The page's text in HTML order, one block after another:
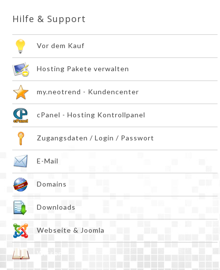
Hilfe & Support
Vor dem Kauf
Hosting Pakete verwalten
my.neotrend - Kundencenter
cPanel - Hosting Kontrollpanel
Zugangsdaten / Login / Passwort
E-Mail
Domains
Downloads
Webseite & Joomla
Wissen